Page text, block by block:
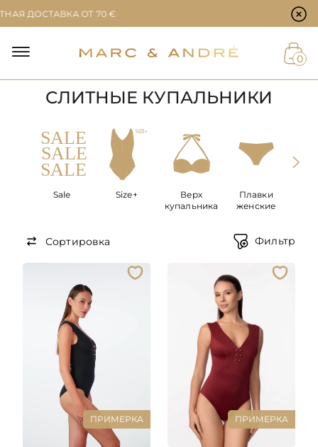
0
ОТ 70 €
СЛИТНЫЕ КУПАЛЬНИКИ
Sale Size+
Верх
купальника
Плавки
женские
Сортировка Фильтр
ПРИМЕРКА ПРИМЕРКА